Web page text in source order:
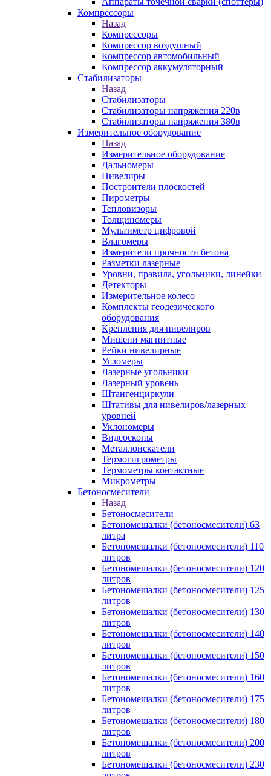
Компрессоры
Назад
Компрессоры
Компрессор воздушный
Компрессор автомобильный
Компрессор аккумуляторный
Стабилизаторы
Назад
Стабилизаторы
Стабилизаторы напряжения 220в
Стабилизаторы напряжения 380в
Измерительное оборудование
Назад
Измерительное оборудование
Дальномеры
Нивелиры
Построители плоскостей
Пирометры
Тепловизоры
Толщиномеры
Мультиметр цифровой
Влагомеры
Измерители прочности бетона
Разметки лазерные
Уровни, правила, угольники, линейки
Детекторы
Измерительное колесо
Комплекты геодезического
оборудования
Крепления для нивелиров
Мишени магнитные
Рейки нивелирные
Угломеры
Лазерные угольники
Лазерный уровень
Штангенциркули
Штативы для нивелиров/лазерных
уровней
Уклономеры
Видеоскопы
Металлоискатели
Термогигрометры
Термометры контактные
Микрометры
Бетоносмесители
Назад
Бетоносмесители
Бетономешалки (бетоносмесители) 63
литра
Бетономешалки (бетоносмесители) 110
литров
Бетономешалки (бетоносмесители) 120
литров
Бетономешалки (бетоносмесители) 125
литров
Бетономешалки (бетоносмесители) 130
литров
Бетономешалки (бетоносмесители) 140
литров
Бетономешалки (бетоносмесители) 150
литров
Бетономешалки (бетоносмесители) 160
литров
Бетономешалки (бетоносмесители) 175
литров
Бетономешалки (бетоносмесители) 180
литров
Бетономешалки (бетоносмесители) 200
литров
Бетономешалки (бетоносмесители) 230